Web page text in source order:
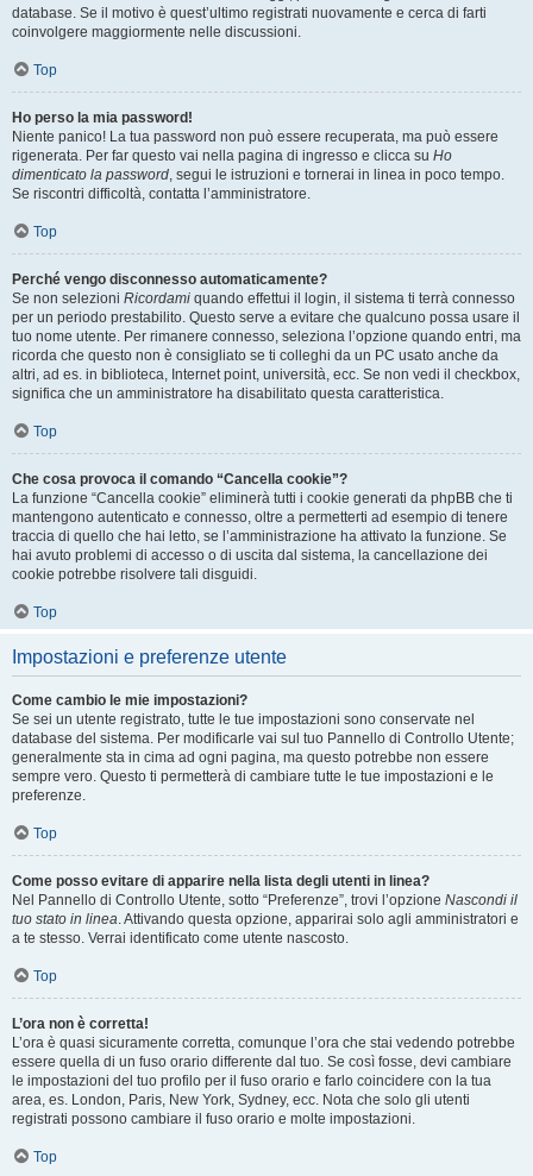
database. Se il motivo è quest’ultimo registrati nuovamente e cerca di farti
coinvolgere maggiormente nelle discussioni.
Top
Ho perso la mia password!
Niente panico! La tua password non può essere recuperata, ma può essere
rigenerata. Per far questo vai nella pagina di ingresso e clicca su Ho
dimenticato la password, segui le istruzioni e tornerai in linea in poco tempo.
Se riscontri difficoltà, contatta l’amministratore.
Top
Perché vengo disconnesso automaticamente?
Se non selezioni Ricordami quando effettui il login, il sistema ti terrà connesso
per un periodo prestabilito. Questo serve a evitare che qualcuno possa usare il
tuo nome utente. Per rimanere connesso, seleziona l’opzione quando entri, ma
ricorda che questo non è consigliato se ti colleghi da un PC usato anche da
altri, ad es. in biblioteca, Internet point, università, ecc. Se non vedi il checkbox,
significa che un amministratore ha disabilitato questa caratteristica.
Top
Che cosa provoca il comando “Cancella cookie”?
La funzione “Cancella cookie” eliminerà tutti i cookie generati da phpBB che ti
mantengono autenticato e connesso, oltre a permetterti ad esempio di tenere
traccia di quello che hai letto, se l’amministrazione ha attivato la funzione. Se
hai avuto problemi di accesso o di uscita dal sistema, la cancellazione dei
cookie potrebbe risolvere tali disguidi.
Top
Impostazioni e preferenze utente
Come cambio le mie impostazioni?
Se sei un utente registrato, tutte le tue impostazioni sono conservate nel
database del sistema. Per modificarle vai sul tuo Pannello di Controllo Utente;
generalmente sta in cima ad ogni pagina, ma questo potrebbe non essere
sempre vero. Questo ti permetterà di cambiare tutte le tue impostazioni e le
preferenze.
Top
Come posso evitare di apparire nella lista degli utenti in linea?
Nel Pannello di Controllo Utente, sotto “Preferenze”, trovi l’opzione Nascondi il
tuo stato in linea. Attivando questa opzione, apparirai solo agli amministratori e
a te stesso. Verrai identificato come utente nascosto.
Top
L’ora non è corretta!
L’ora è quasi sicuramente corretta, comunque l’ora che stai vedendo potrebbe
essere quella di un fuso orario differente dal tuo. Se così fosse, devi cambiare
le impostazioni del tuo profilo per il fuso orario e farlo coincidere con la tua
area, es. London, Paris, New York, Sydney, ecc. Nota che solo gli utenti
registrati possono cambiare il fuso orario e molte impostazioni.
Top